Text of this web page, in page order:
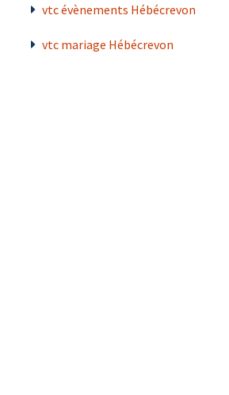
vtc évènements Hébécrevon
vtc mariage Hébécrevon